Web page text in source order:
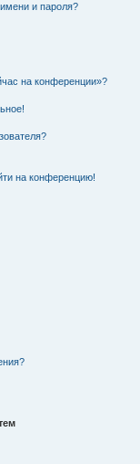
и пароля?
на конференции»?
на конференцию!